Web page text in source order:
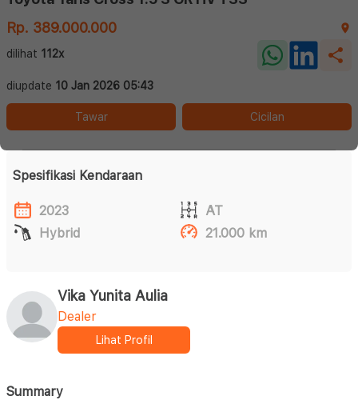
Rp. 389.000.000
dilihat 112x
diupdate 10 Jan 2026 05:43
Tawar Cicilan
Spesifikasi Kendaraan
2023
AT
Hybrid
21.000 km
Vika Yunita Aulia
Dealer
Lihat Profil
Summary